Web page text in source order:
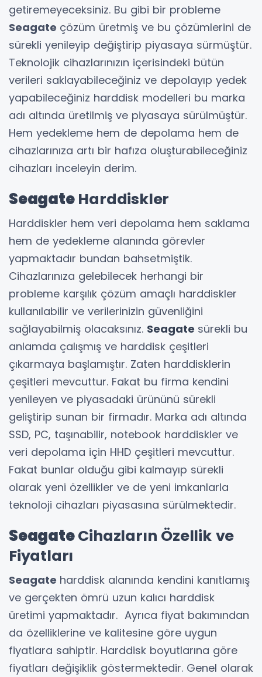
getiremeyeceksiniz. Bu gibi bir probleme
Seagate çözüm üretmiş ve bu çözümlerini de
sürekli yenileyip değiştirip piyasaya sürmüştür.
Teknolojik cihazlarınızın içerisindeki bütün
verileri saklayabileceğiniz ve depolayıp yedek
yapabileceğiniz harddisk modelleri bu marka
adı altında üretilmiş ve piyasaya sürülmüştür.
Hem yedekleme hem de depolama hem de
cihazlarınıza artı bir hafıza oluşturabileceğiniz
cihazları inceleyin derim.
SeagateHarddiskler
Harddiskler hem veri depolama hem saklama
hem de yedekleme alanında görevler
yapmaktadır bundan bahsetmiştik.
Cihazlarınıza gelebilecek herhangi bir
probleme karşılık çözüm amaçlı harddiskler
kullanılabilir ve verilerinizin güvenliğini
sağlayabilmiş olacaksınız. Seagate sürekli bu
anlamda çalışmış ve harddisk çeşitleri
çıkarmaya başlamıştır. Zaten harddisklerin
çeşitleri mevcuttur. Fakat bu firma kendini
yenileyen ve piyasadaki ürününü sürekli
geliştirip sunan bir firmadır. Marka adı altında
SSD, PC, taşınabilir, notebook harddiskler ve
veri depolama için HHD çeşitleri mevcuttur.
Fakat bunlar olduğu gibi kalmayıp sürekli
olarak yeni özellikler ve de yeni imkanlarla
teknoloji cihazları piyasasına sürülmektedir.
SeagateCihazların Özellik ve
Fiyatları
Seagate harddisk alanında kendini kanıtlamış
ve gerçekten ömrü uzun kalıcı harddisk
üretimi yapmaktadır. Ayrıca fiyat bakımından
da özelliklerine ve kalitesine göre uygun
fiyatlara sahiptir. Harddisk boyutlarına göre
fiyatları değişiklik göstermektedir. Genel olarak